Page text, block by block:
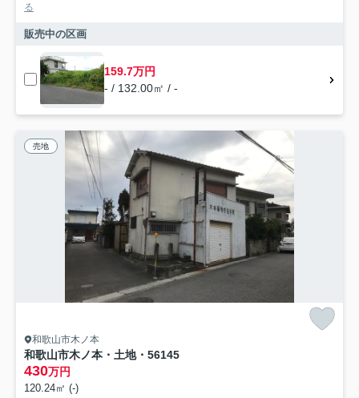
る
販売中の区画
159.7万円
- / 132.00㎡ / -
売地
和歌山市木ノ本
和歌山市木ノ本・土地・56145
430万円
120.24㎡ (-)